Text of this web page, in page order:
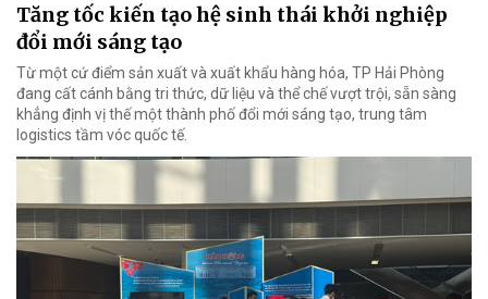
Tăng tốc kiến tạo hệ sinh thái khởi nghiệp
đổi mới sáng tạo
Từ một cứ điểm sản xuất và xuất khẩu hàng hóa, TP Hải Phòng
đang cất cánh bằng tri thức, dữ liệu và thể chế vượt trội, sẵn sàng
khẳng định vị thế một thành phố đổi mới sáng tạo, trung tâm
logistics tầm vóc quốc tế.